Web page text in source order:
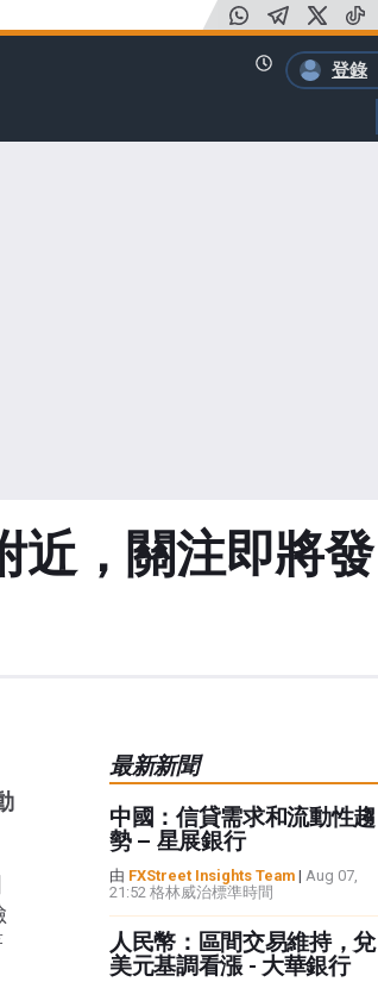
登錄
近，關注即將發
最新新聞
中國：信貸需求和流動性趨
勢 – 星展銀行
由 FXStreet Insights Team| Aug 07,
21:52 格林威治標準時間
人民幣：區間交易維持，兌
美元基調看漲 - 大華銀行